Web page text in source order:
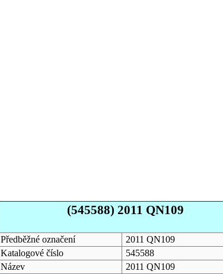
(545588) 2011 QN109
Předběžné označení
2011 QN109
Katalogové číslo
545588
Název
2011 QN109